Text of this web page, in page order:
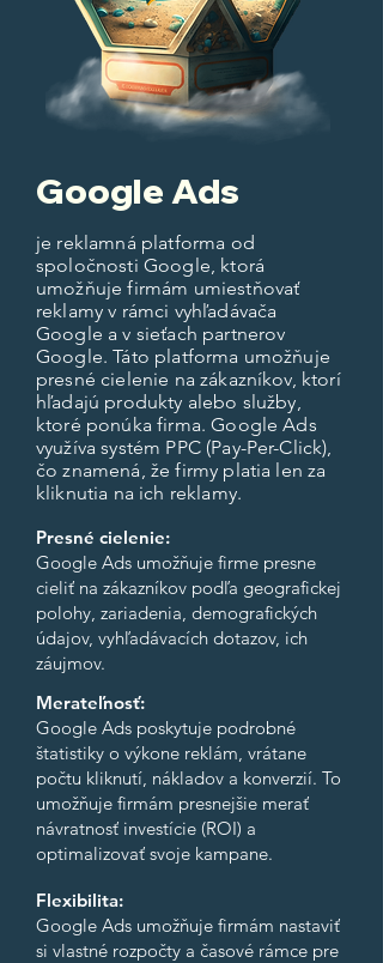
Google Ads
je reklamná platforma od
spoločnosti Google, ktorá
umožňuje firmám umiestňovať
reklamy v rámci vyhľadávača
Google a v sieťach partnerov
Google. Táto platforma umožňuje
presné cielenie na zákazníkov, ktorí
hľadajú produkty alebo služby,
ktoré ponúka firma. Google Ads
využíva systém PPC (Pay-Per-Click),
čo znamená, že firmy platia len za
kliknutia na ich reklamy.
Presné cielenie:
Google Ads umožňuje firme presne
cieliť na zákazníkov podľa geografickej
polohy, zariadenia, demografických
údajov, vyhľadávacích dotazov, ich
záujmov.
Merateľnosť:
Google Ads poskytuje podrobné
štatistiky o výkone reklám, vrátane
počtu kliknutí, nákladov a konverzií. To
umožňuje firmám presnejšie merať
návratnosť investície (ROI) a
optimalizovať svoje kampane.
Flexibilita:
Google Ads umožňuje firmám nastaviť
si vlastné rozpočty a časové rámce pre